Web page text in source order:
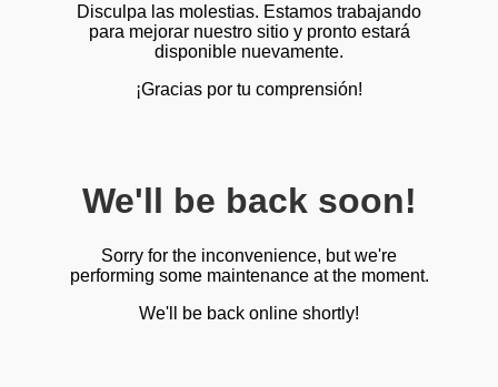
Disculpa las molestias. Estamos trabajando
para mejorar nuestro sitio y pronto estará
disponible nuevamente.
¡Gracias por tu comprensión!
We'll be back soon!
Sorry for the inconvenience, but we're
performing some maintenance at the moment.
We'll be back online shortly!